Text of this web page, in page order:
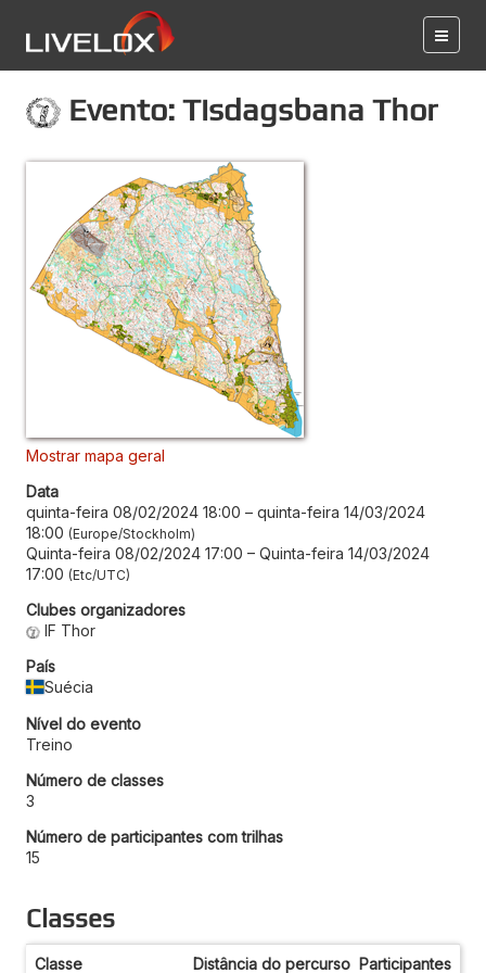
Evento: Tisdagsbana Thor
Mostrar mapa geral
Data
quinta-feira 08/02/2024 18:00 – quinta-feira 14/03/2024
18:00 Europe/Stockholm
Quinta-feira 08/02/2024 17:00 – Quinta-feira 14/03/2024
17:00 Etc/UTC
Clubes organizadores
IF Thor
País
Suécia
Nível do evento
Treino
Número de classes
3
Número de participantes com trilhas
15
Classes
Classe Distância do percurso Participantes